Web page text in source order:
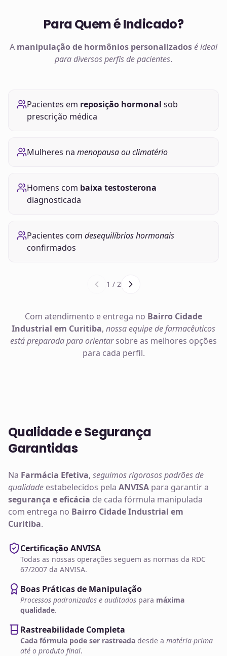
Para Quem é Indicado?
A manipulação de hormônios personalizadosé ideal
para diversos perfis de pacientes.
Pacientes em reposição hormonal sob
prescrição médica
Mulheres na menopausa ou climatério
Homens com baixa testosterona
diagnosticada
Pacientes com desequilíbrios hormonais
confirmados
1 / 2
Com atendimento e entrega no Bairro Cidade
Industrial em Curitiba, nossa equipe de farmacêuticos
está preparada para orientarsobre as melhores opções
para cada perfil.
Qualidade e Segurança
Garantidas
Na Farmácia Efetiva, seguimos rigorosos padrões de
qualidade estabelecidos pela ANVISA para garantir a
segurança e eficácia de cada fórmula manipulada
com entrega no Bairro Cidade Industrial em
Curitiba.
Certificação ANVISA
Todas as nossas operações seguem as normas da RDC
67/2007 da ANVISA.
Boas Práticas de Manipulação
Processos padronizados e auditados para máxima
qualidade.
Rastreabilidade Completa
Cada fórmula pode ser rastreada desde a matéria-prima
até o produto final.